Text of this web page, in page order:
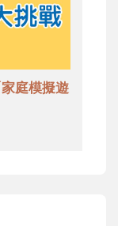
庭模擬遊